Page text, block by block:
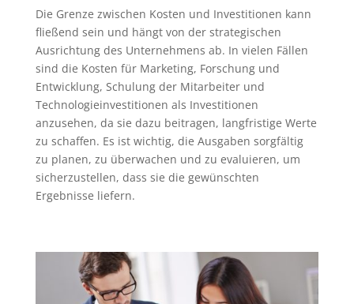
Die Grenze zwischen Kosten und Investitionen kann
fließend sein und hängt von der strategischen
Ausrichtung des Unternehmens ab. In vielen Fällen
sind die Kosten für Marketing, Forschung und
Entwicklung, Schulung der Mitarbeiter und
Technologieinvestitionen als Investitionen
anzusehen, da sie dazu beitragen, langfristige Werte
zu schaffen. Es ist wichtig, die Ausgaben sorgfältig
zu planen, zu überwachen und zu evaluieren, um
sicherzustellen, dass sie die gewünschten
Ergebnisse liefern.